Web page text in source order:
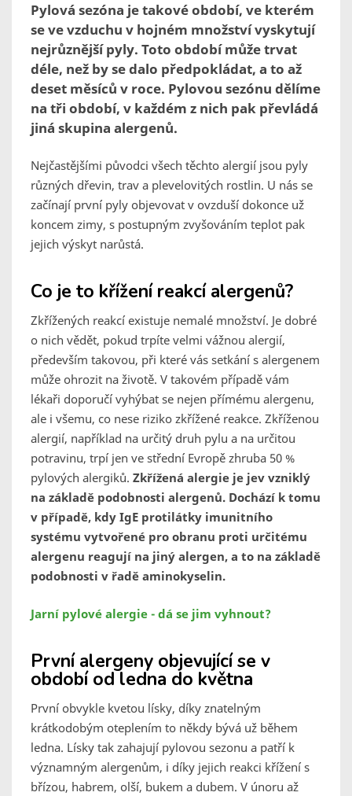
Pylová sezóna je takové období, ve kterém
se ve vzduchu v hojném množství vyskytují
nejrůznější pyly. Toto období může trvat
déle, než by se dalo předpokládat, a to až
deset měsíců v roce. Pylovou sezónu dělíme
na tři období, v každém z nich pak převládá
jiná skupina alergenů.
Nejčastějšími původci všech těchto alergií jsou pyly
různých dřevin, trav a plevelovitých rostlin. U nás se
začínají první pyly objevovat v ovzduší dokonce už
koncem zimy, s postupným zvyšováním teplot pak
jejich výskyt narůstá.
Co je to křížení reakcí alergenů?
Zkřížených reakcí existuje nemalé množství. Je dobré
o nich vědět, pokud trpíte velmi vážnou alergií,
především takovou, při které vás setkání s alergenem
může ohrozit na životě. V takovém případě vám
lékaři doporučí vyhýbat se nejen přímému alergenu,
ale i všemu, co nese riziko zkřížené reakce. Zkříženou
alergií, například na určitý druh pylu a na určitou
potravinu, trpí jen ve střední Evropě zhruba 50 %
pylových alergiků. Zkřížená alergie je jev vzniklý
na základě podobnosti alergenů. Dochází k tomu
v případě, kdy IgE protilátky imunitního
systému vytvořené pro obranu proti určitému
alergenu reagují na jiný alergen, a to na základě
podobnosti v řadě aminokyselin.
Jarní pylové alergie - dá se jim vyhnout?
První alergeny objevující se v
období od ledna do května
První obvykle kvetou lísky, díky znatelným
krátkodobým oteplením to někdy bývá už během
ledna. Lísky tak zahajují pylovou sezonu a patří k
významným alergenům, i díky jejich reakci křížení s
břízou, habrem, olší, bukem a dubem. V únoru až